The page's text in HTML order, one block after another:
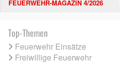
FEUERWEHR-MAGAZIN 4/2026
Top-Themen
Feuerwehr Einsätze
Freiwillige Feuerwehr